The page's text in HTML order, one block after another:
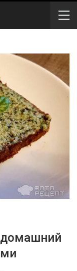
домашний